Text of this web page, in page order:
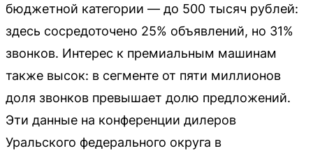
бюджетной категории — до 500 тысяч рублей:
здесь сосредоточено 25% объявлений, но 31%
звонков. Интерес к премиальным машинам
также высок: в сегменте от пяти миллионов
доля звонков превышает долю предложений.
Эти данные на конференции дилеров
Уральского федерального округа в